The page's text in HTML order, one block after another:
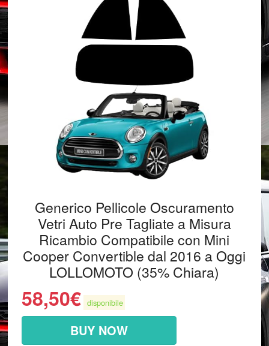
Generico Pellicole Oscuramento
Vetri Auto Pre Tagliate a Misura
Ricambio Compatibile con Mini
Cooper Convertible dal 2016 a Oggi
LOLLOMOTO (35% Chiara)
58,50€ disponibile
BUY NOW